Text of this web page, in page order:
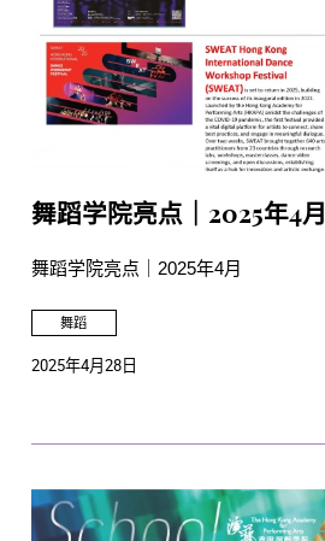
舞蹈学院亮点｜2025年4月
舞蹈学院亮点｜2025年4月
舞蹈
2025年4月28日